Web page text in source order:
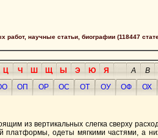
научные статьи, биографии (118447
Ц Ч Ш Щ Ы Э Ю Я A B
ОП ОР ОС ОТ ОУ ОФ ОХ
из вертикальных слегка сверху
одеты мягкими частями, а